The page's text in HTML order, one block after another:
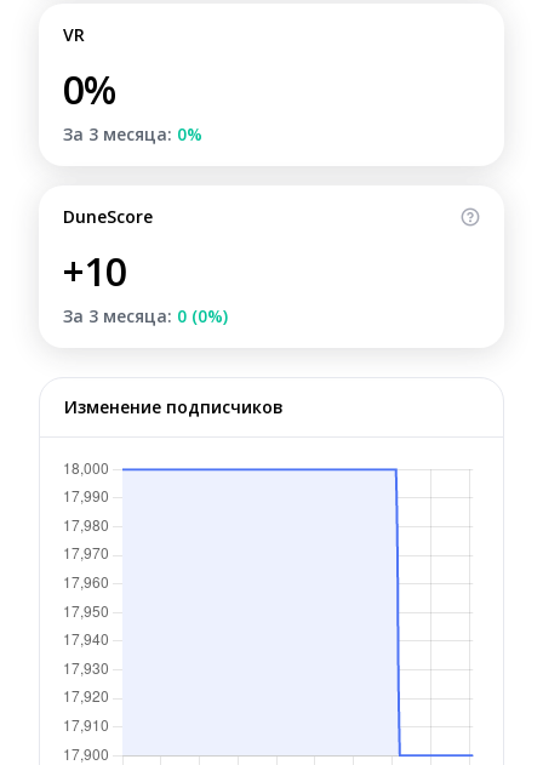
VR
0%
За 3 месяца: 0%
DuneScore
+10
За 3 месяца: 0 (0%)
Изменение подписчиков